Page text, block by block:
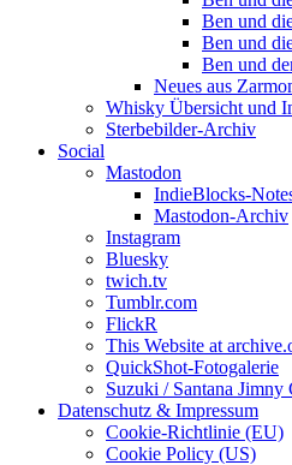
Ben und
Ben und
Ben und
Neues aus
Whisky Übersicht und
Sterbebilder-Archiv
Social
Mastodon
IndieBlocks-
Mastodon-Archiv
Instagram
Bluesky
twich.tv
Tumblr.com
FlickR
This Website at
QuickShot-Fotogalerie
Suzuki / Santana Jimny
Datenschutz & Impressum
Cookie-Richtlinie (EU)
Cookie Policy (US)